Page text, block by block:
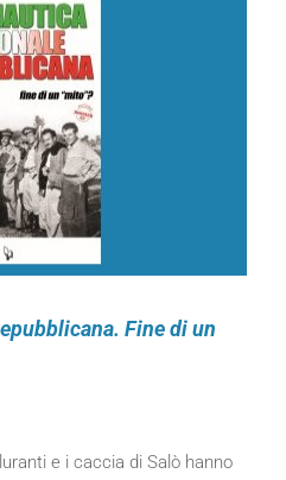
Fine di un
e i caccia di Salò hanno